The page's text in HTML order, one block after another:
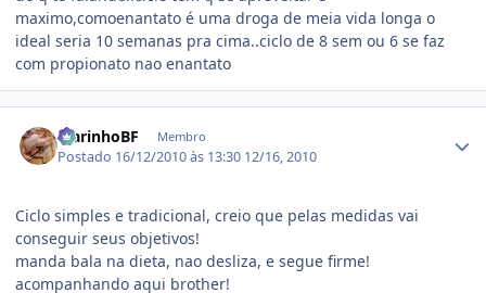
maximo,comoenantato é uma droga de meia vida longa o
ideal seria 10 semanas pra cima..ciclo de 8 sem ou 6 se faz
com propionato nao enantato
MarinhoBF Membro
Postado 16/12/2010 às 13:30 12/16, 2010
Ciclo simples e tradicional, creio que pelas medidas vai
conseguir seus objetivos!
manda bala na dieta, nao desliza, e segue firme!
acompanhando aqui brother!